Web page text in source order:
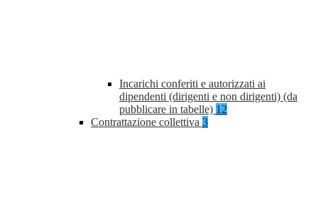
Incarichi conferiti e autorizzati ai
dipendenti (dirigenti e non dirigenti) (da
pubblicare in tabelle) 12
Contrattazione collettiva 3